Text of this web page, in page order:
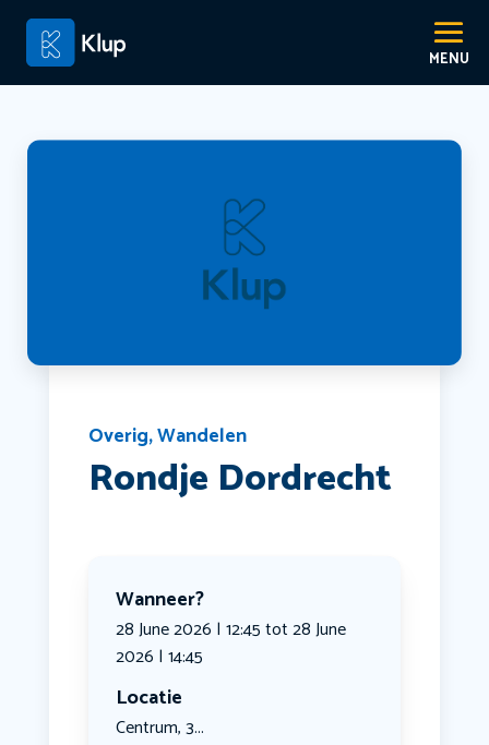
Overig,Wandelen
Rondje Dordrecht
Wanneer?
28 June 2026 | 12:45 tot 28 June
2026 | 14:45
Locatie
Centrum, 3...